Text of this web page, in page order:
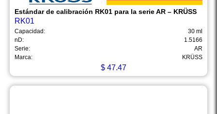
Estándar de calibración RK01 para la serie AR – KRÜSS
RK01
Capacidad:
30 ml
nD:
1.5166
Serie:
AR
Marca:
KRÜSS
$47.47